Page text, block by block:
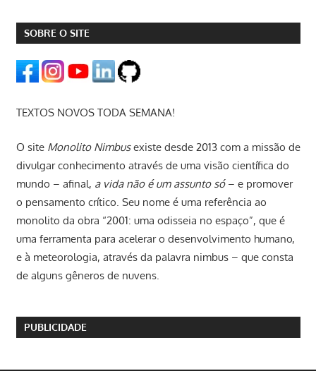
SOBRE O SITE
TEXTOS NOVOS TODA SEMANA!
O site Monolito Nimbusexiste desde 2013 com a missão de
divulgar conhecimento através de uma visão científica do
mundo – afinal, a vida não é um assunto só– e promover
o pensamento crítico. Seu nome é uma referência ao
monolito da obra “2001: uma odisseia no espaço”, que é
uma ferramenta para acelerar o desenvolvimento humano,
e à meteorologia, através da palavra nimbus – que consta
de alguns gêneros de nuvens.
PUBLICIDADE